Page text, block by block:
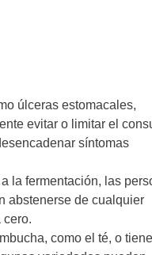
úlceras estomacales,
evitar o limitar el
síntomas
la fermentación, las
abstenerse de cualquier
cero.
como el té, o